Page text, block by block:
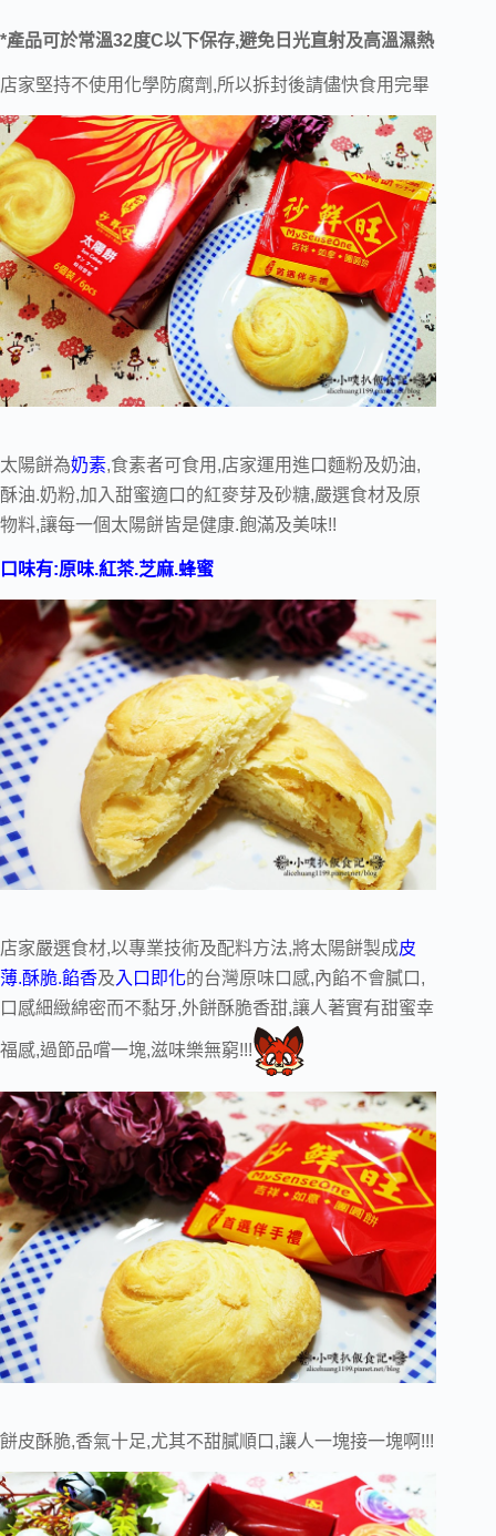
*產品可於常溫32度C以下保存,避免日光直射及高溫濕熱
店家堅持不使用化學防腐劑,所以拆封後請儘快食用完畢
太陽餅為奶素,食素者可食用,店家運用進口麵粉及奶油,
酥油.奶粉,加入甜蜜適口的紅麥芽及砂糖,嚴選食材及原
物料,讓每一個太陽餅皆是健康.飽滿及美味!!
口味有:原味.紅茶.芝麻.蜂蜜
店家嚴選食材,以專業技術及配料方法,將太陽餅製成皮
薄.酥脆.餡香及 入口即化的台灣原味口感,內餡不會膩口,
口感細緻綿密而不黏牙,外餅酥脆香甜,讓人著實有甜蜜幸
福感,過節品嚐一塊,滋味樂無窮!!!
餅皮酥脆,香氣十足,尤其不甜膩順口,讓人一塊接一塊啊!!!